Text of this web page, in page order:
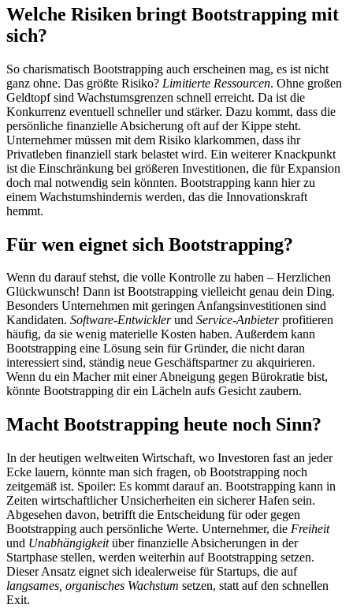
Welche Risiken bringt Bootstrapping mit
sich?
So charismatisch Bootstrapping auch erscheinen mag, es ist nicht
ganz ohne. Das größte Risiko? Limitierte Ressourcen. Ohne großen
Geldtopf sind Wachstumsgrenzen schnell erreicht. Da ist die
Konkurrenz eventuell schneller und stärker. Dazu kommt, dass die
persönliche finanzielle Absicherung oft auf der Kippe steht.
Unternehmer müssen mit dem Risiko klarkommen, dass ihr
Privatleben finanziell stark belastet wird. Ein weiterer Knackpunkt
ist die Einschränkung bei größeren Investitionen, die für Expansion
doch mal notwendig sein könnten. Bootstrapping kann hier zu
einem Wachstumshindernis werden, das die Innovationskraft
hemmt.
Für wen eignet sich Bootstrapping?
Wenn du darauf stehst, die volle Kontrolle zu haben – Herzlichen
Glückwunsch! Dann ist Bootstrapping vielleicht genau dein Ding.
Besonders Unternehmen mit geringen Anfangsinvestitionen sind
Kandidaten. Software-Entwicklerund Service-Anbieterprofitieren
häufig, da sie wenig materielle Kosten haben. Außerdem kann
Bootstrapping eine Lösung sein für Gründer, die nicht daran
interessiert sind, ständig neue Geschäftspartner zu akquirieren.
Wenn du ein Macher mit einer Abneigung gegen Bürokratie bist,
könnte Bootstrapping dir ein Lächeln aufs Gesicht zaubern.
Macht Bootstrapping heute noch Sinn?
In der heutigen weltweiten Wirtschaft, wo Investoren fast an jeder
Ecke lauern, könnte man sich fragen, ob Bootstrapping noch
zeitgemäß ist. Spoiler: Es kommt darauf an. Bootstrapping kann in
Zeiten wirtschaftlicher Unsicherheiten ein sicherer Hafen sein.
Abgesehen davon, betrifft die Entscheidung für oder gegen
Bootstrapping auch persönliche Werte. Unternehmer, die Freiheit
und Unabhängigkeitüber finanzielle Absicherungen in der
Startphase stellen, werden weiterhin auf Bootstrapping setzen.
Dieser Ansatz eignet sich idealerweise für Startups, die auf
langsames, organisches Wachstum setzen, statt auf den schnellen
Exit.